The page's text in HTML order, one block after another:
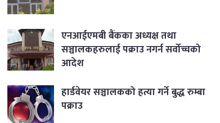
एनआईएमबी बैंकका अध्यक्ष तथा
सञ्चालकहरुलाई पक्राउ नगर्न सर्वोच्चको
आदेश
हार्डवेयर सञ्चालकको हत्या गर्ने बुद्ध रुम्बा
पक्राउ